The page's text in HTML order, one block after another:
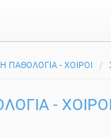
ΠΑΘΟΛΟΓΙΑ - ΧΟΙΡΟΙ
- ΧΟΙΡΟΙ